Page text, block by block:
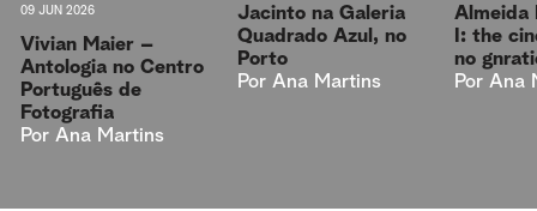
09 JUN 2026
Vivian Maier –
Antologia no Centro
Português de
Fotografia
Por Ana Martins
Jacinto na Galeria
Quadrado Azul, no
Porto
Por Ana Martins
Almeida
I: the
no
Por Ana